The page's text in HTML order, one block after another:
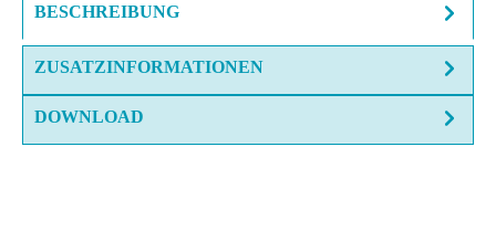
BESCHREIBUNG
ZUSATZINFORMATIONEN
DOWNLOAD